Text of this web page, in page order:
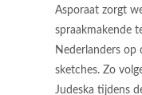
Asporaat zorgt
spraakmakende
Nederlanders op
sketches. Zo
Judeska tijdens